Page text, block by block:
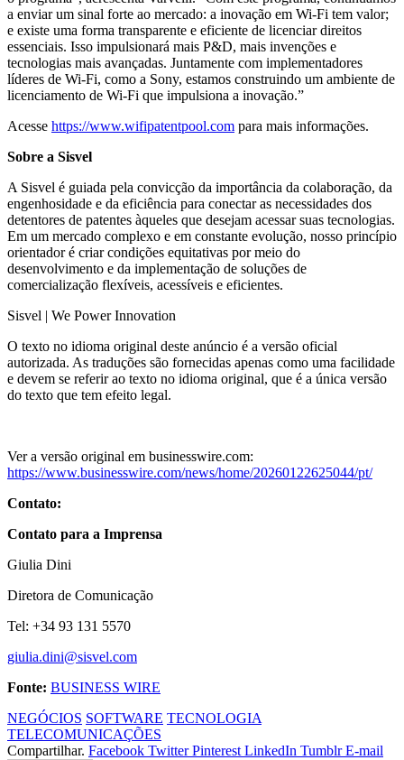
a enviar um sinal forte ao mercado: a inovação em Wi-Fi tem valor;
e existe uma forma transparente e eficiente de licenciar direitos
essenciais. Isso impulsionará mais P&D, mais invenções e
tecnologias mais avançadas. Juntamente com implementadores
líderes de Wi-Fi, como a Sony, estamos construindo um ambiente de
licenciamento de Wi-Fi que impulsiona a inovação.”
Acesse https://www.wifipatentpool.com para mais informações.
Sobre a Sisvel
A Sisvel é guiada pela convicção da importância da colaboração, da
engenhosidade e da eficiência para conectar as necessidades dos
detentores de patentes àqueles que desejam acessar suas tecnologias.
Em um mercado complexo e em constante evolução, nosso princípio
orientador é criar condições equitativas por meio do
desenvolvimento e da implementação de soluções de
comercialização flexíveis, acessíveis e eficientes.
Sisvel | We Power Innovation
O texto no idioma original deste anúncio é a versão oficial
autorizada. As traduções são fornecidas apenas como uma facilidade
e devem se referir ao texto no idioma original, que é a única versão
do texto que tem efeito legal.
Ver a versão original em businesswire.com:
https://www.businesswire.com/news/home/20260122625044/pt/
Contato:
Contato para a Imprensa
Giulia Dini
Diretora de Comunicação
Tel: +34 93 131 5570
giulia.dini@sisvel.com
Fonte: BUSINESS WIRE
NEGÓCIOS SOFTWARE TECNOLOGIA
TELECOMUNICAÇÕES
Compartilhar. Facebook Twitter Pinterest LinkedIn Tumblr E-mail